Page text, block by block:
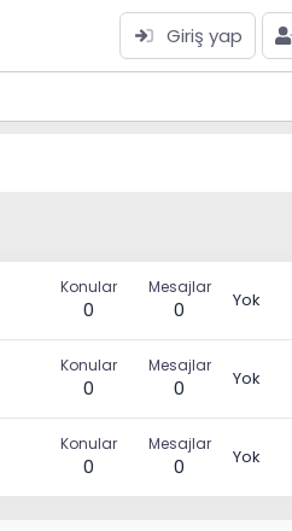
Giriş yap
Konular
0
Mesajlar
0 Yok
Konular
0
Mesajlar
0 Yok
Konular
0
Mesajlar
0 Yok